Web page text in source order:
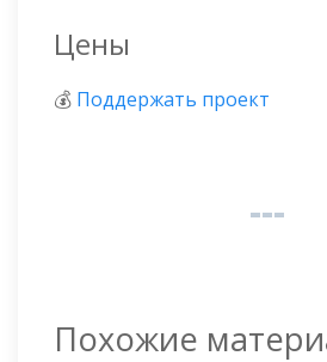
Цены
💰 Поддержать проект
Похожие